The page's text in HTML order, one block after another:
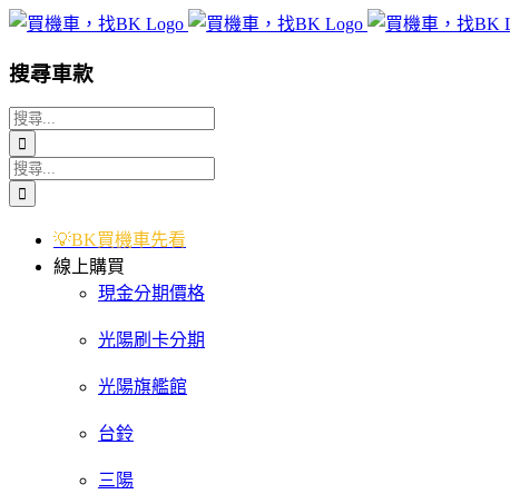
Skip
搜尋車款
搜
索
結
果：
搜
索
💡BK買機車先看
線上購買
現金分期價格
光陽刷卡分期
光陽旗艦館
台鈴
三陽